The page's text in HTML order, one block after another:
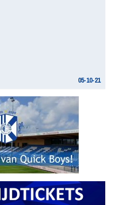
05-10-21